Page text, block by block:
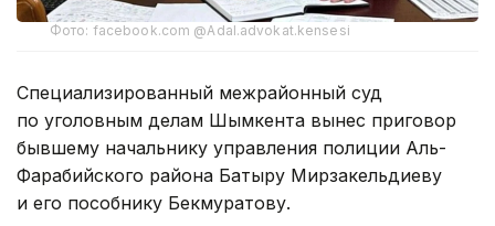
Фото: facebook.com @Adal.advokat.kensesi
Специализированный межрайонный суд
по уголовным делам Шымкента вынес приговор
бывшему начальнику управления полиции Аль-
Фарабийского района Батыру Мирзакельдиеву
и его пособнику Бекмуратову.